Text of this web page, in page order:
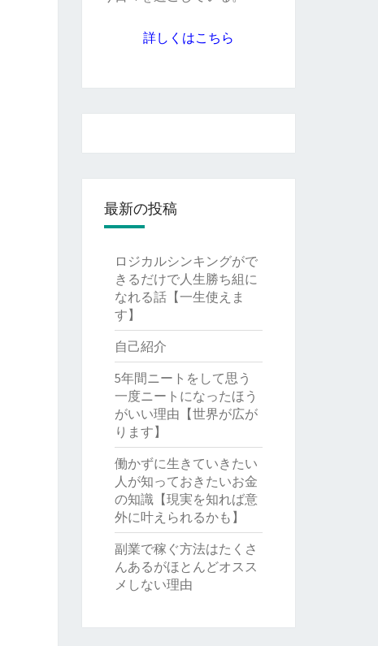
詳しくはこちら
最新の投稿
ロジカルシンキングがで
きるだけで人生勝ち組に
なれる話【一生使えま
す】
自己紹介
5年間ニートをして思う
一度ニートになったほう
がいい理由【世界が広が
ります】
働かずに生きていきたい
人が知っておきたいお金
の知識【現実を知れば意
外に叶えられるかも】
副業で稼ぐ方法はたくさ
んあるがほとんどオスス
メしない理由